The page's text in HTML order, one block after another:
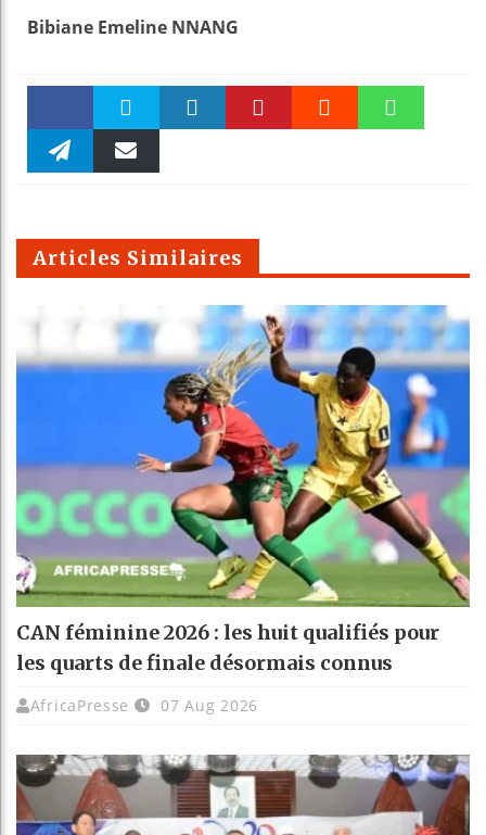
Bibiane Emeline NNANG
Faceboo Twitter
m
Articles Similaires
CAN féminine 2026 : les huit qualifiés pour
les quarts de finale désormais connus
AfricaPresse 07 Aug 2026